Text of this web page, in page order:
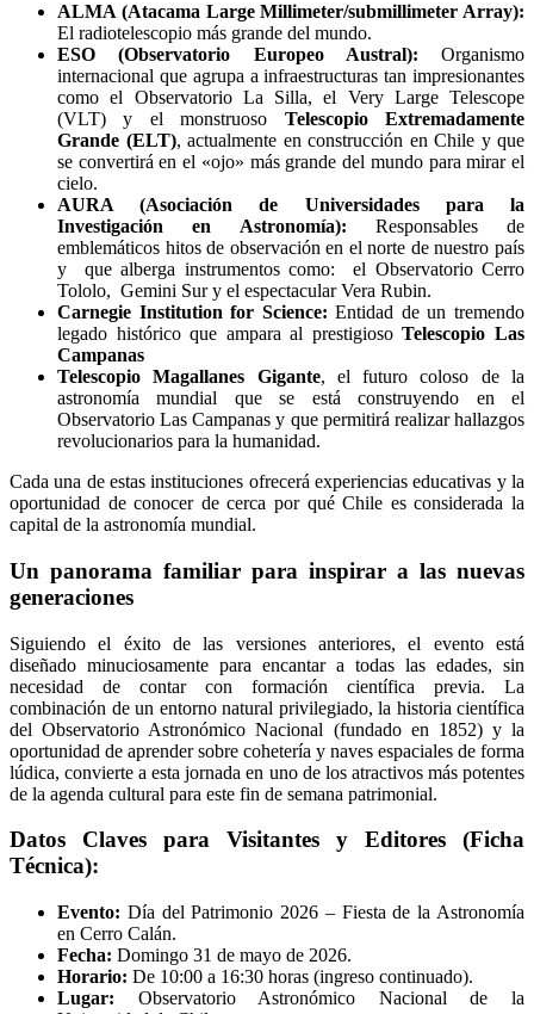
ALMA (Atacama Large Millimeter/submillimeter Array):
El radiotelescopio más grande del mundo.
ESO (Observatorio Europeo Austral): Organismo
internacional que agrupa a infraestructuras tan impresionantes
como el Observatorio La Silla, el Very Large Telescope
(VLT) y el monstruoso Telescopio Extremadamente
Grande (ELT), actualmente en construcción en Chile y que
se convertirá en el «ojo» más grande del mundo para mirar el
cielo.
AURA (Asociación de Universidades para la
Investigación en Astronomía): Responsables de
emblemáticos hitos de observación en el norte de nuestro país
y que alberga instrumentos como: el Observatorio Cerro
Tololo, Gemini Sur y el espectacular Vera Rubin.
Carnegie Institution for Science: Entidad de un tremendo
legado histórico que ampara al prestigiosoTelescopio Las
Campanas
Telescopio Magallanes Gigante, el futuro coloso de la
astronomía mundial que se está construyendo en el
Observatorio Las Campanas y que permitirá realizar hallazgos
revolucionarios para la humanidad.
Cada una de estas instituciones ofrecerá experiencias educativas y la
oportunidad de conocer de cerca por qué Chile es considerada la
capital de la astronomía mundial.
Un panorama familiar para inspirar a las nuevas
generaciones
Siguiendo el éxito de las versiones anteriores, el evento está
diseñado minuciosamente para encantar a todas las edades, sin
necesidad de contar con formación científica previa. La
combinación de un entorno natural privilegiado, la historia científica
del Observatorio Astronómico Nacional (fundado en 1852) y la
oportunidad de aprender sobre cohetería y naves espaciales de forma
lúdica, convierte a esta jornada en uno de los atractivos más potentes
de la agenda cultural para este fin de semana patrimonial.
Datos Claves para Visitantes y Editores (Ficha
Técnica):
Evento: Día del Patrimonio 2026 – Fiesta de la Astronomía
en Cerro Calán.
Fecha: Domingo 31 de mayo de 2026.
Horario: De 10:00 a 16:30 horas (ingreso continuado).
Lugar: Observatorio Astronómico Nacional de la